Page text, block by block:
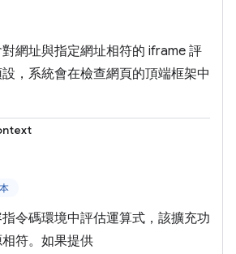
網址與指定網址相符的 iframe 評
，系統會在檢查網頁的頂端框架中
令碼環境中評估運算式，該擴充功
符。如果提供